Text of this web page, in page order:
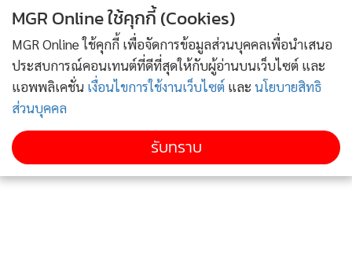
- รถไฟฟ้า BTS สายสีเขียว (สายสุขุมวิทและสายสีลม) ให้บริการ
1,264 เที่ยววิ่ง จำนวน 785,605 คน-เที่ยว
- รถไฟฟ้า BTS สายสีทอง ให้บริการ 219 เที่ยววิ่ง จำนวน 5,240
คน-เที่ยว
- รถไฟฟ้าสายสีเหลืองให้บริการ 276 เที่ยววิ่ง จำนวน 37,038
คน-เที่ยว
MGR Online ใช้คุกกี้ (Cookies)
MGR Online ใช้คุกกี้ เพื่อจัดการข้อมูลส่วนบุคคลเพื่อนำเสนอ
ประสบการณ์คอนเทนต์ที่ดีที่สุดให้กับผู้อ่านบนเว็บไซต์ และ
แอพพลิเคชั่น เงื่อนไขการใช้งานเว็บไซต์ และ นโยบายสิทธิ
ส่วนบุคคล
รับทราบ